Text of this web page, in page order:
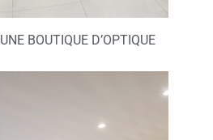
BOUTIQUE D’OPTIQUE